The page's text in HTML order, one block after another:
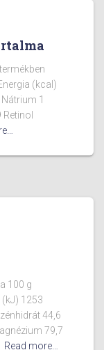
(kcal)
1
100 g
1253
44,6
79,7
Read more…